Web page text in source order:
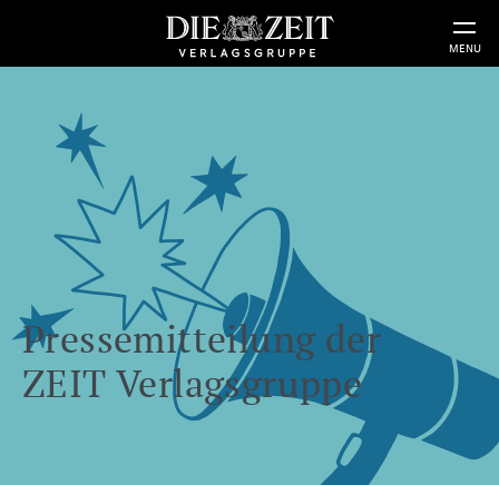
MENU
Pressemitteilung der
ZEIT Verlagsgruppe